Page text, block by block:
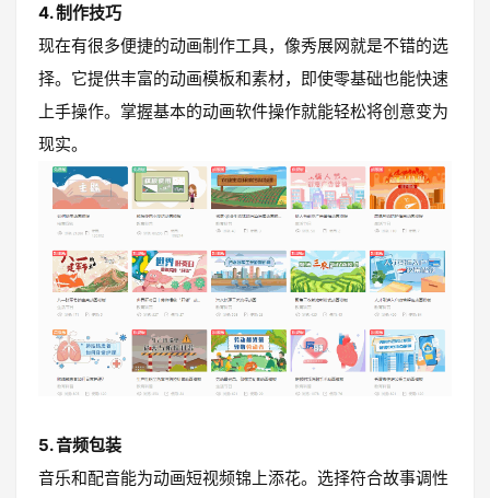
4. 制作技巧
现在有很多便捷的动画制作工具，像秀展网就是不错的选
择。它提供丰富的动画模板和素材，即使零基础也能快速
上手操作。掌握基本的动画软件操作就能轻松将创意变为
现实。
5. 音频包装
音乐和配音能为动画短视频锦上添花。选择符合故事调性